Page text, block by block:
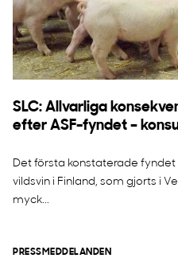
SLC: Allvarliga
efter ASF-fyndet –
Det första konstaterade fyndet
vildsvin i Finland, som gjorts i
myck...
PRESSMEDDELANDEN